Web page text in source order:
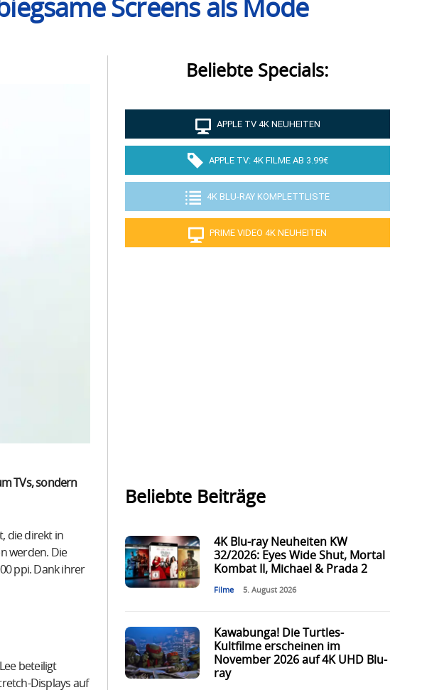
Screens als Mode
TVs, sondern
die direkt in
werden. Die
ppi. Dank ihrer
beteiligt
Displays auf
Beliebte Specials:
APPLE TV 4K NEUHEITEN
APPLE TV: 4K FILME AB 3.99€
4K BLU-RAY KOMPLETTLISTE
PRIME VIDEO 4K NEUHEITEN
Beliebte Beiträge
4K Blu-ray Neuheiten KW
32/2026: Eyes Wide Shut, Mortal
Kombat II, Michael & Prada 2
Filme 5. August 2026
Kawabunga! Die Turtles-
Kultfilme erscheinen im
November 2026 auf 4K UHD Blu-
ray